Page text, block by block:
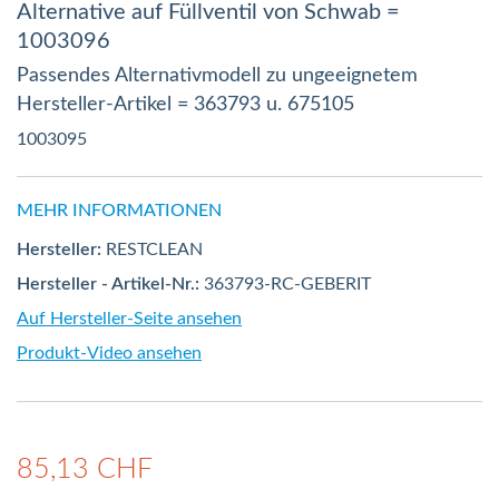
Alternative auf Füllventil von Schwab =
1003096
Passendes Alternativmodell zu ungeeignetem
Hersteller-Artikel = 363793 u. 675105
1003095
MEHR INFORMATIONEN
Hersteller: RESTCLEAN
Hersteller - Artikel-Nr.: 363793-RC-GEBERIT
Auf Hersteller-Seite ansehen
Produkt-Video ansehen
85,13 CHF